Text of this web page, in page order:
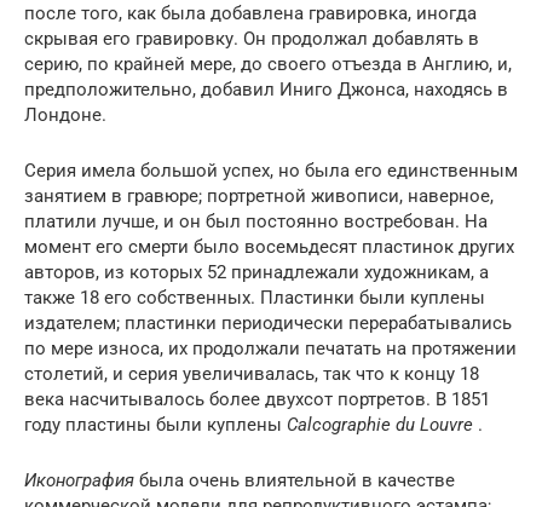
после того, как была добавлена ​​гравировка, иногда
скрывая его гравировку. Он продолжал добавлять в
серию, по крайней мере, до своего отъезда в Англию, и,
предположительно, добавил Иниго Джонса, находясь в
Лондоне.
Серия имела большой успех, но была его единственным
занятием в гравюре; портретной живописи, наверное,
платили лучше, и он был постоянно востребован. На
момент его смерти было восемьдесят пластинок других
авторов, из которых 52 принадлежали художникам, а
также 18 его собственных. Пластинки были куплены
издателем; пластинки периодически перерабатывались
по мере износа, их продолжали печатать на протяжении
столетий, и серия увеличивалась, так что к концу 18
века насчитывалось более двухсот портретов. В 1851
году пластины были куплены Calcographie du Louvre .
Иконография была очень влиятельной в качестве